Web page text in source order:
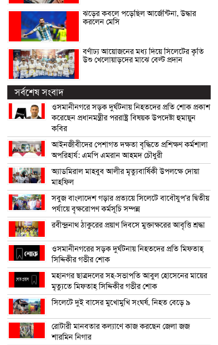
ঝড়ের কবলে পড়েছিল আর্জেন্টিনা, উদ্ধার
করলেন মেসি
বর্ণাঢ্য আয়োজনের মধ্য দিয়ে সিলেটের কৃতি
উশু খেলোয়াড়দের মাঝে বেল্ট প্রদান
সর্বশেষ সংবাদ
ওসমানীনগরে সড়ক দুর্ঘটনায় নিহতদের প্রতি শোক প্রকাশ
করেছেন প্রধানমন্ত্রীর পররাষ্ট্র বিষয়ক উপদেষ্টা হুমায়ুন
কবির
আইনজীবীদের পেশাগত দক্ষতা বৃদ্ধিতে প্রশিক্ষণ কর্মশালা
অপরিহার্য: এমপি এমরান আহমদ চৌধুরী
অ্যাডমিরাল মাহবুব আলীর মৃত্যুবার্ষিকী উপলক্ষে দোয়া
মাহফিল
সবুজ বাংলাদেশ গড়ার প্রত্যয়ে সিলেটে বাবৌযুপ’র দ্বিতীয়
পর্যায়ে বৃক্ষরোপণ কর্মসূচি সম্পন্ন
রবীন্দ্রনাথ ঠাকুরের প্রয়াণ দিবসে মুক্তাক্ষরের আবৃত্তি শ্রদ্ধা
ওসমানীনগরের সড়ক দুর্ঘটনায় নিহতদের প্রতি মিফতাহ্
সিদ্দিকীর গভীর শোক
মহানগর ছাত্রদলের সহ-সভাপতি আবুল হোসেনের মায়ের
মৃত্যুতে মিফতাহ্ সিদ্দিকীর গভীর শোক
সিলেটে দুই বাসের মুখোমুখি সংঘর্ষ, নিহত বেড়ে ৯
রোটারী মানবতার কল্যাণে কাজ করছেন জেলা জজ
শারমিন নিগার